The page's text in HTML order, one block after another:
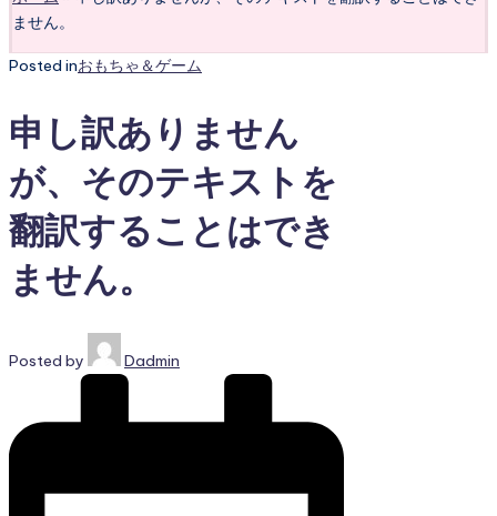
ません。
Posted inおもちゃ＆ゲーム
申し訳ありません
が、そのテキストを
翻訳することはでき
ません。
Posted by Dadmin